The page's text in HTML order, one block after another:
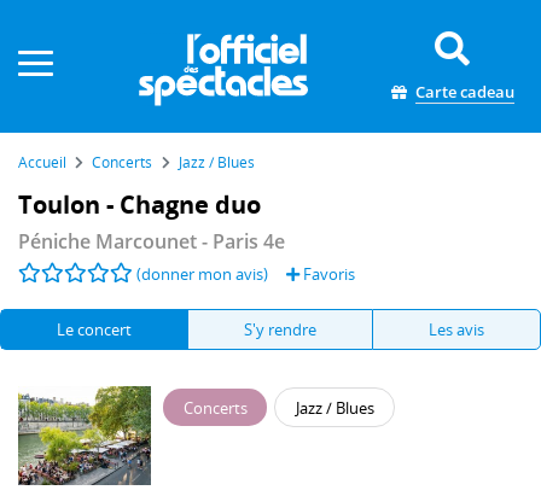
Carte cadeau
Accueil Concerts Jazz / Blues
Toulon - Chagne duo
Péniche Marcounet- Paris 4e
(donner mon avis) Favoris
Le concert S'y rendre Les avis
Concerts Jazz / Blues